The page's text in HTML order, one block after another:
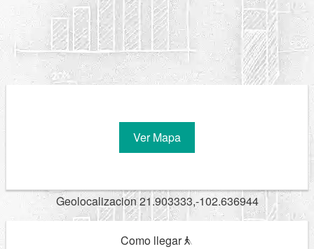
Ver Mapa
Geolocalizacion 21.903333,-102.636944
Como llegar